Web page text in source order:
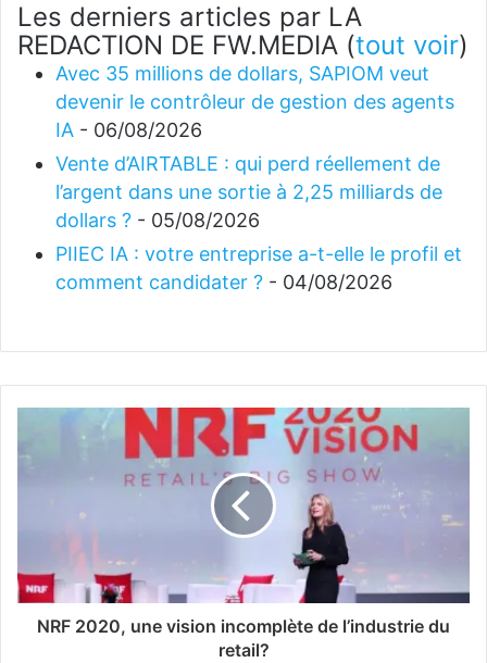
Les derniers articles par LA
REDACTION DE FW.MEDIA (tout voir)
Avec 35 millions de dollars, SAPIOM veut
devenir le contrôleur de gestion des agents
IA - 06/08/2026
Vente d’AIRTABLE : qui perd réellement de
l’argent dans une sortie à 2,25 milliards de
dollars ? - 05/08/2026
PIIEC IA : votre entreprise a-t-elle le profil et
comment candidater ? - 04/08/2026
NRF 2020, une vision incomplète de l’industrie du
retail?